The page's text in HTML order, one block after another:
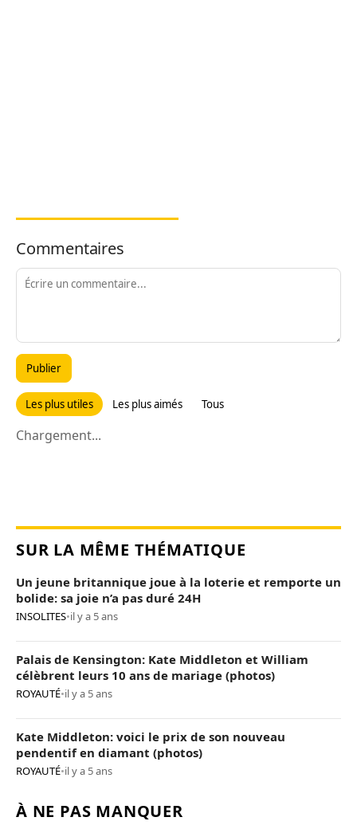
Commentaires
Publier
Les plus utiles Les plus aimés Tous
Chargement...
SUR LA MÊME THÉMATIQUE
Un jeune britannique joue à la loterie et remporte un
bolide: sa joie n’a pas duré 24H
INSOLITES•il y a 5 ans
Palais de Kensington: Kate Middleton et William
célèbrent leurs 10 ans de mariage (photos)
ROYAUTÉ•il y a 5 ans
Kate Middleton: voici le prix de son nouveau
pendentif en diamant (photos)
ROYAUTÉ•il y a 5 ans
À NE PAS MANQUER